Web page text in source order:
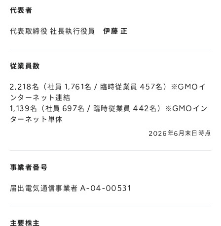
代表者
代表取締役 社長執行役員伊藤 正
従業員数
2,218名（社員 1,761名 / 臨時従業員 457名）※GMOイ
ンターネット連結
1,139名（社員 697名 / 臨時従業員 442名）※GMOイン
ターネット単体
2026年6月末日時点
事業者番号
届出電気通信事業者 A-04-00531
主要株主